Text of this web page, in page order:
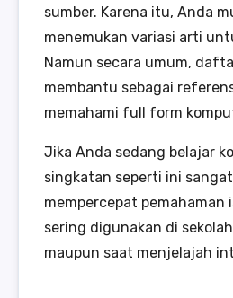
sumber. Karena itu, Anda
menemukan variasi arti
Namun secara umum,
membantu sebagai
memahami full form
Jika Anda sedang belajar
singkatan seperti ini
mempercepat pemahaman
sering digunakan di
maupun saat menjelajah